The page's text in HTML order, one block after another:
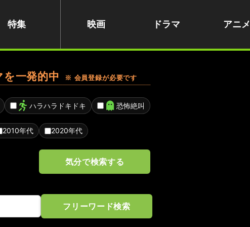
特集 映画 ドラマ アニメ
一発的中 ※ 会員登録が必要です
ハラハラドキドキ 恐怖絶叫
2010年代 2020年代
気分で検索する
フリーワード検索